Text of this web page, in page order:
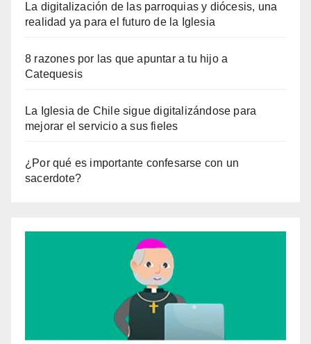
La digitalización de las parroquias y diócesis, una
realidad ya para el futuro de la Iglesia
8 razones por las que apuntar a tu hijo a
Catequesis
La Iglesia de Chile sigue digitalizándose para
mejorar el servicio a sus fieles
¿Por qué es importante confesarse con un
sacerdote?